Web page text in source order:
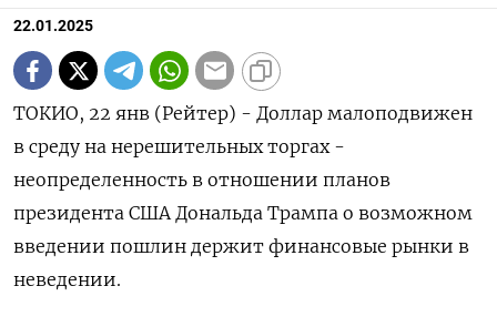
22.01.2025
ТОКИО, 22 янв (Рейтер) - Доллар малоподвижен
в среду на нерешительных торгах -
неопределенность в отношении планов
президента США Дональда Трампа о возможном
введении пошлин держит финансовые рынки в
неведении.